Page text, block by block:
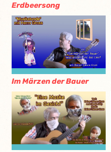
Erdbeersong
Im Märzen der Bauer